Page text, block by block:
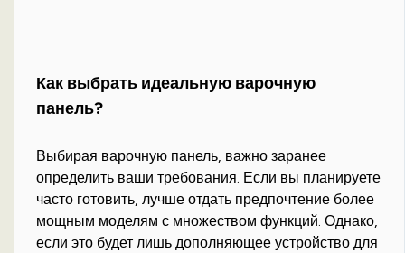
Как выбрать идеальную варочную
панель?
Выбирая варочную панель, важно заранее
определить ваши требования. Если вы планируете
часто готовить, лучше отдать предпочтение более
мощным моделям с множеством функций. Однако,
если это будет лишь дополняющее устройство для